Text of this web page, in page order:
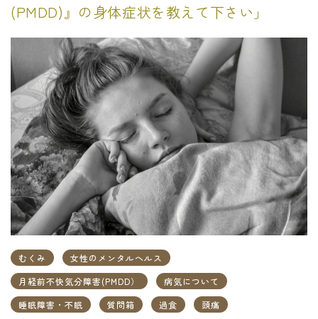
(PMDD)』の身体症状を教えて下さい」
むくみ
女性のメンタルヘルス
月経前不快気分障害(PMDD）
病気について
睡眠障害・不眠
質問箱 過食 頭痛